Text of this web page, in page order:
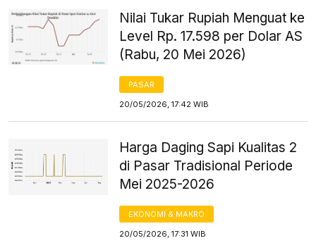
Nilai Tukar Rupiah Menguat ke
Level Rp. 17.598 per Dolar AS
(Rabu, 20 Mei 2026)
PASAR
20/05/2026, 17:42 WIB
Harga Daging Sapi Kualitas 2
di Pasar Tradisional Periode
Mei 2025-2026
EKONOMI & MAKRO
20/05/2026, 17:31 WIB